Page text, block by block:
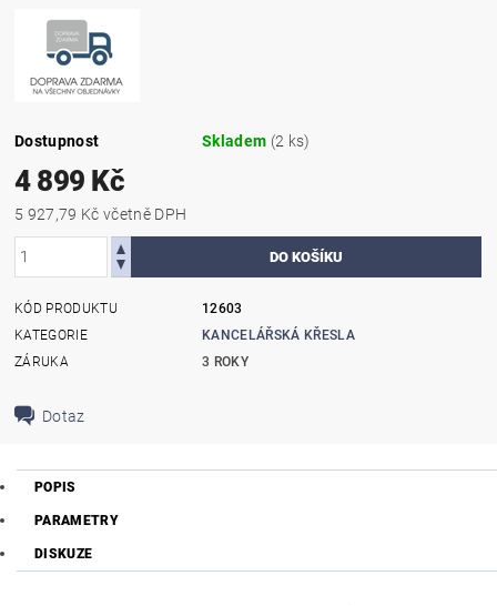
Dostupnost Skladem (2 ks)
4 899 Kč
5 927,79 Kč včetně DPH
KÓD PRODUKTU
12603
KATEGORIE
KANCELÁŘSKÁ KŘESLA
ZÁRUKA
3 ROKY
Dotaz
POPIS
PARAMETRY
DISKUZE